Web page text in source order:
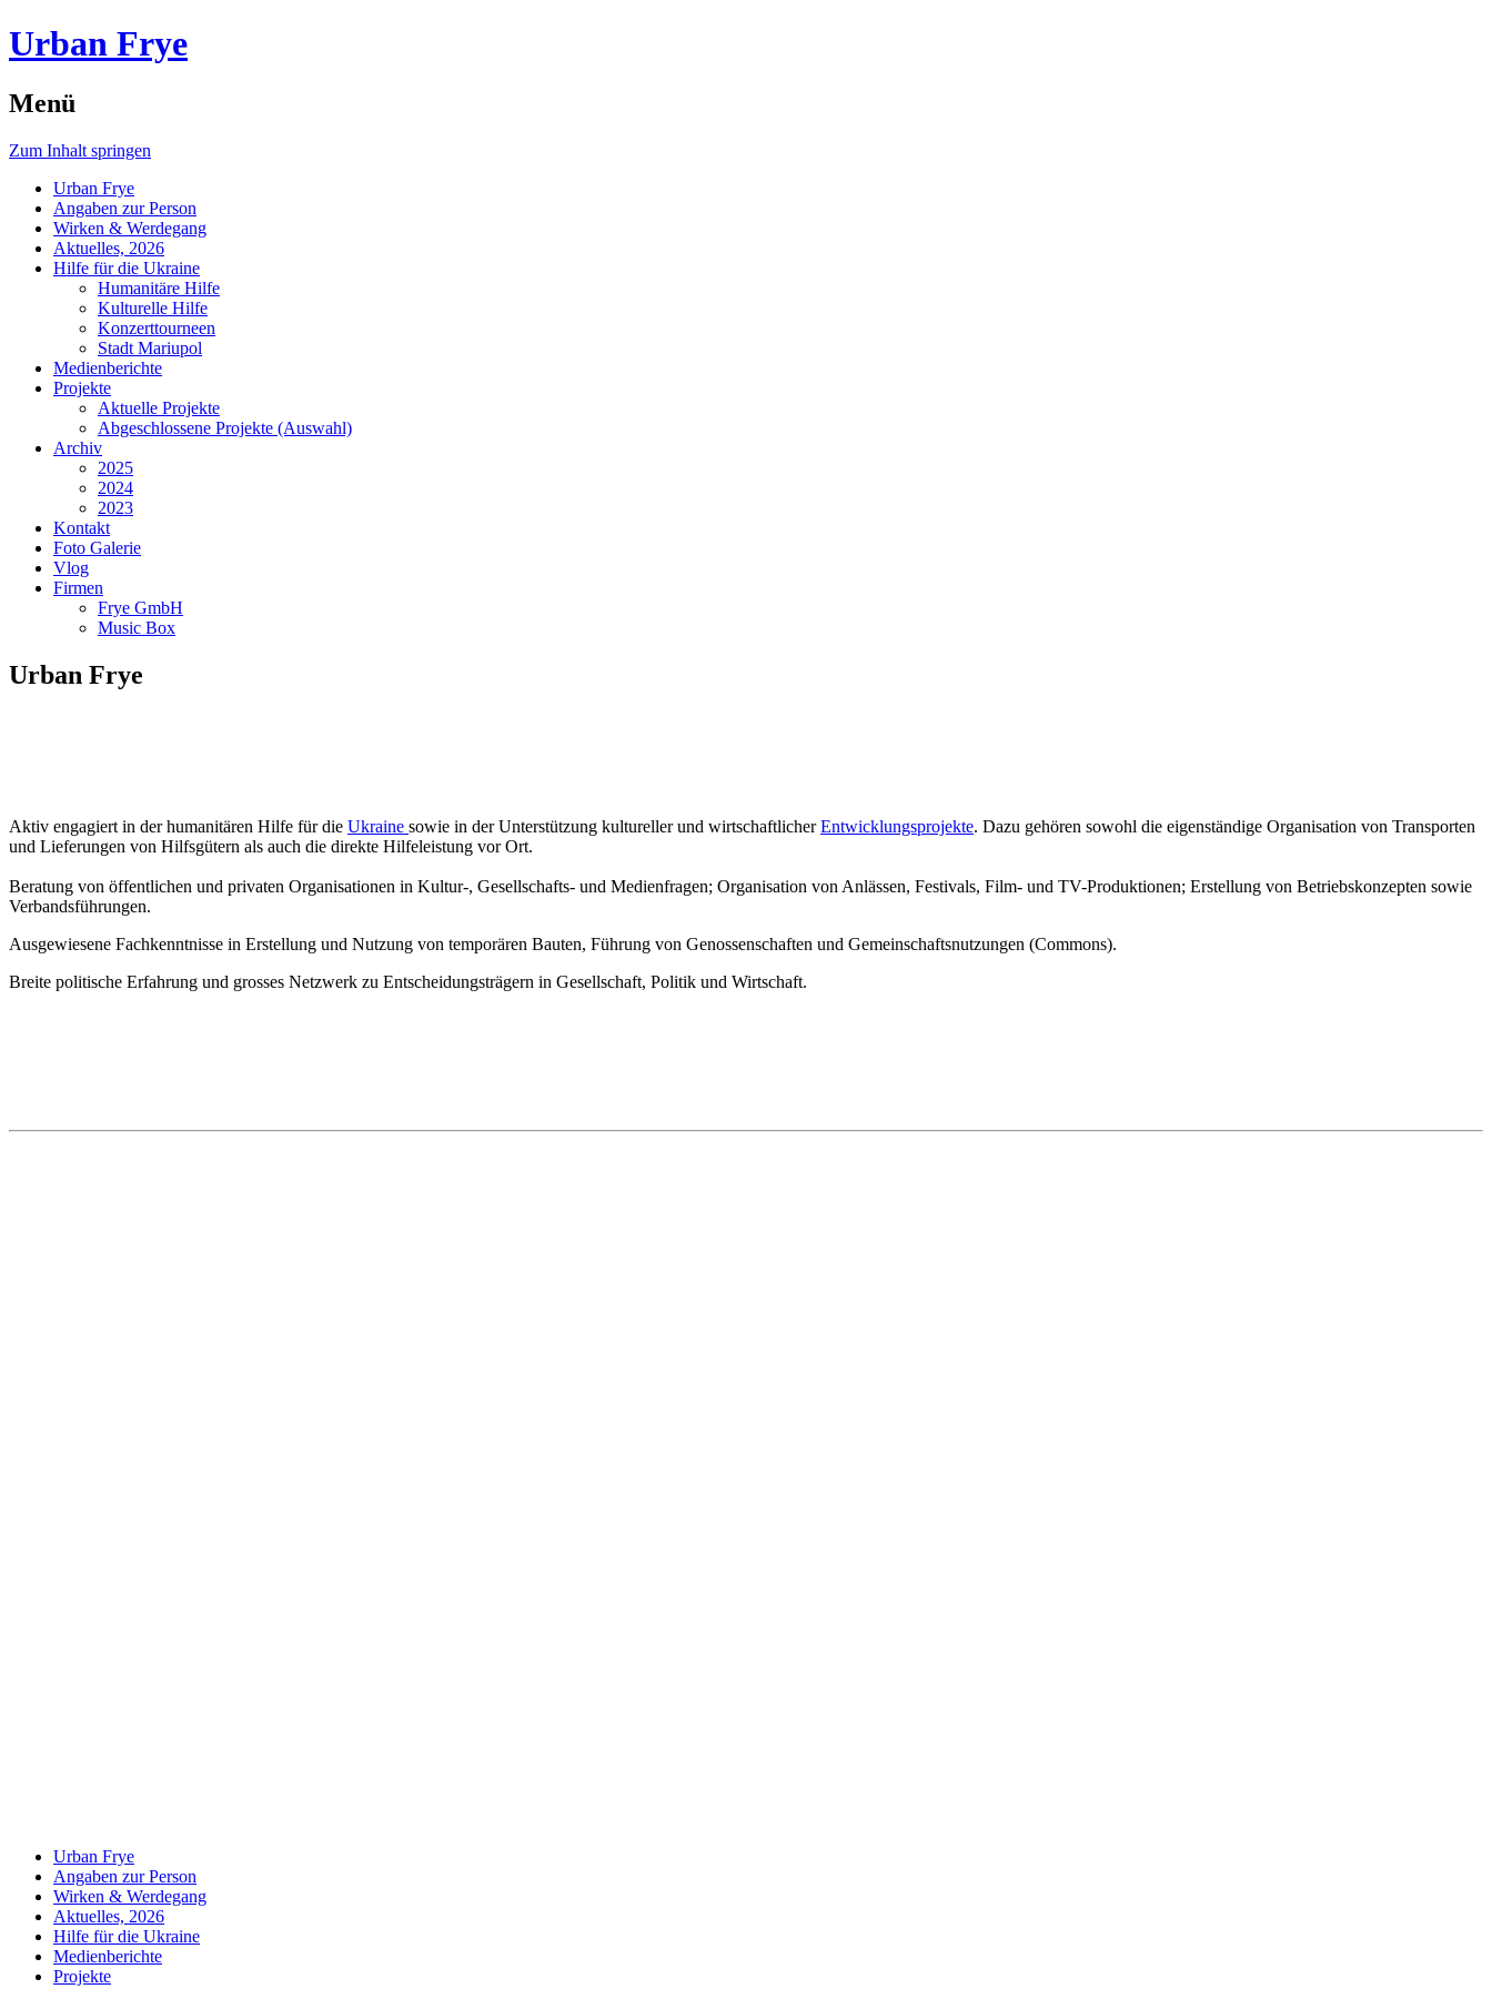
Urban Frye
Menü
Zum Inhalt springen
Urban Frye
Angaben zur Person
Wirken & Werdegang
Aktuelles, 2026
Hilfe für die Ukraine
Humanitäre Hilfe
Kulturelle Hilfe
Konzerttourneen
Stadt Mariupol
Medienberichte
Projekte
Aktuelle Projekte
Abgeschlossene Projekte (Auswahl)
Archiv
2025
2024
2023
Kontakt
Foto Galerie
Vlog
Firmen
Frye GmbH
Music Box
Urban Frye
Aktiv engagiert in der humanitären Hilfe für die Ukraine sowie in der Unterstützung kultureller und wirtschaftlicherEntwicklungsprojekte. Dazu gehören sowohl die eigenständige Organisation von Transporten
und Lieferungen von Hilfsgütern als auch die direkte Hilfeleistung vor Ort.
Beratung von öffentlichen und privaten Organisationen in Kultur-, Gesellschafts- und Medienfragen; Organisation von Anlässen, Festivals, Film- und TV-Produktionen; Erstellung von Betriebskonzepten sowie
Verbandsführungen.
Ausgewiesene Fachkenntnisse in Erstellung und Nutzung von temporären Bauten, Führung von Genossenschaften und Gemeinschaftsnutzungen (Commons).
Breite politische Erfahrung und grosses Netzwerk zu Entscheidungsträgern in Gesellschaft, Politik und Wirtschaft.
Urban Frye
Angaben zur Person
Wirken & Werdegang
Aktuelles, 2026
Hilfe für die Ukraine
Medienberichte
Projekte